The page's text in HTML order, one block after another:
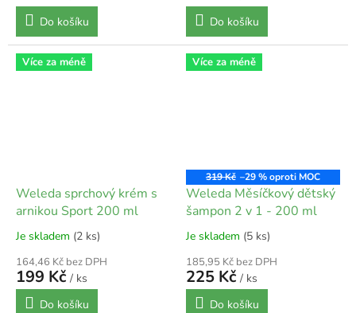
Do košíku
Do košíku
Více za méně
Weleda sprchový krém s
arnikou Sport 200 ml
Je skladem (2 ks)
164,46 Kč bez DPH
199 Kč / ks
Do košíku
Více za méně
319 Kč –29 %
Weleda Měsíčkový dětský
šampon 2 v 1 - 200 ml
Je skladem (5 ks)
185,95 Kč bez DPH
225 Kč / ks
Do košíku